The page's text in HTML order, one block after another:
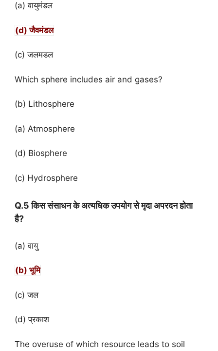
(a) वायुमंडल
(d) जैवमंडल
(c) जलमडल
Which sphere includes air and gases?
(b) Lithosphere
(a) Atmosphere
(d) Biosphere
(c) Hydrosphere
Q.5 किस संसाधन के अत्यधिक उपयोग से मृदा अपरदन होता
है?
(a) वायु
(b) भूमि
(c) जल
(d) प्रकाश
The overuse of which resource leads to soil